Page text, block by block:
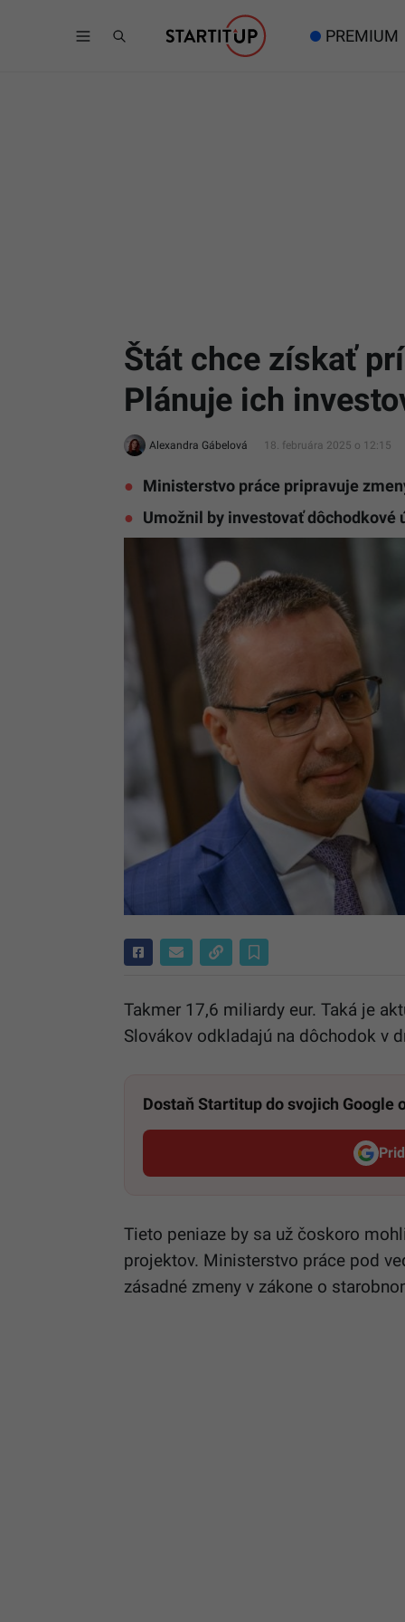
PREMIUM
Štát chce získať
Plánuje ich
Alexandra Gábelová 18. februára 2025 o 12:15
Ministerstvo práce pripravuje
Umožnil by investovať
Takmer 17,6 miliardy eur. Taká je
Slovákov odkladajú na dôchodok v
Dostaň Startitup do svojich Google
Tieto peniaze by sa už čoskoro
projektov. Ministerstvo práce pod
zásadné zmeny v zákone o